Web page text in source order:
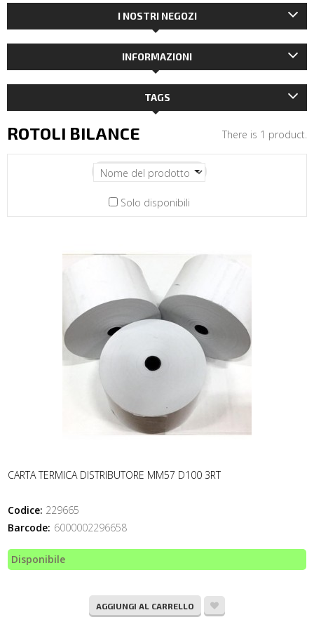
I NOSTRI NEGOZI
INFORMAZIONI
TAGS
ROTOLI BILANCE There is 1 product.
Solo disponibili
CARTA TERMICA DISTRIBUTORE MM57 D100 3RT
Codice: 229665
Barcode: 6000002296658
Disponibile
AGGIUNGI AL CARRELLO